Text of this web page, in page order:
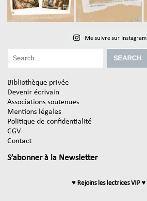
Me suivre sur Instagram
Bibliothèque privée
Devenir écrivain
Associations soutenues
Mentions légales
Politique de confidentialité
CGV
Contact
S’abonner à la Newsletter
♥ Rejoins les lectrices VIP ♥